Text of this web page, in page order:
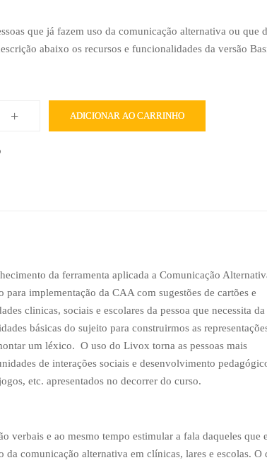
que já fazem uso da comunicação alternativa ou que
abaixo os recursos e funcionalidades da versão
+ ADICIONAR AO CARRINHO
da ferramenta aplicada a Comunicação
implementação da CAA com sugestões de cartões e
clinicas, sociais e escolares da pessoa que necessita da
básicas do sujeito para construirmos as
um léxico. O uso do Livox torna as pessoas mais
de interações sociais e desenvolvimento
etc. apresentados no decorrer do curso.
e ao mesmo tempo estimular a fala daqueles que
comunicação alternativa em clínicas, lares e escolas. O